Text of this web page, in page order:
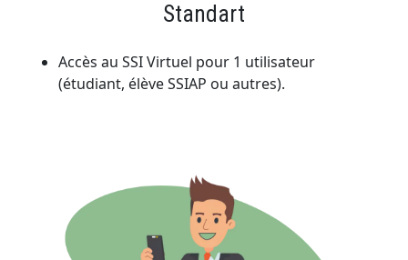
Standart
Accès au SSI Virtuel pour 1 utilisateur
(étudiant, élève SSIAP ou autres).